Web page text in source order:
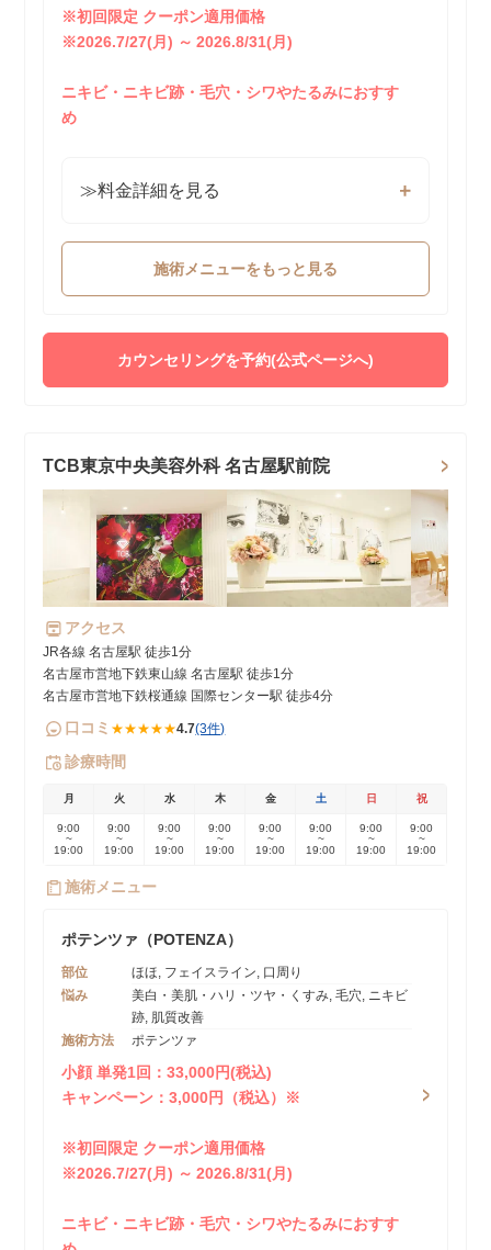
※初回限定 クーポン適用価格
※2026.7/27(月) ～ 2026.8/31(月)
ニキビ・ニキビ跡・毛穴・シワやたるみにおすす
め
≫料金詳細を見る
施術メニューをもっと見る
カウンセリングを予約(公式ページへ)
TCB東京中央美容外科 名古屋駅前院
アクセス
JR各線 名古屋駅 徒歩1分
名古屋市営地下鉄東山線 名古屋駅 徒歩1分
名古屋市営地下鉄桜通線 国際センター駅 徒歩4分
口コミ ★★★★★4.7(3件)
診療時間
月 火 水 木 金 土 日 祝
9:00
~
19:00
9:00
~
19:00
9:00
~
19:00
9:00
~
19:00
9:00
~
19:00
9:00
~
19:00
9:00
~
19:00
9:00
~
19:00
施術メニュー
ポテンツァ（POTENZA）
部位
ほほ, フェイスライン, 口周り
悩み
美白・美肌・ハリ・ツヤ・くすみ, 毛穴, ニキビ
跡, 肌質改善
施術方法
ポテンツァ
小顔 単発1回：33,000円(税込)
キャンペーン：3,000円（税込）※
※初回限定 クーポン適用価格
※2026.7/27(月) ～ 2026.8/31(月)
ニキビ・ニキビ跡・毛穴・シワやたるみにおすす